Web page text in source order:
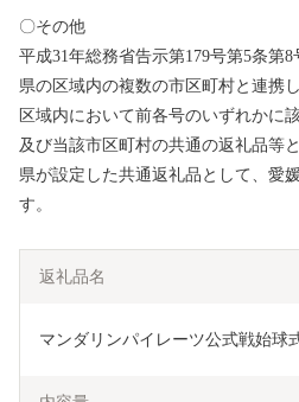
〇その他
平成31年総務省告示第179号第5条第
県の区域内の複数の市区町村と連携
区域内において前各号のいずれかに
及び当該市区町村の共通の返礼品等
県が設定した共通返礼品として、愛
す。
返礼品名
マンダリンパイレーツ公式戦始球